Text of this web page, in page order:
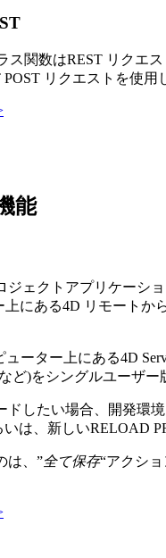
ス関数はREST リクエ
リクエストを使
能
ェクトアプリケーシ
上にある4D リモート
ューター上にある4D
ど)をシングルユーザ
したい場合、開発環
いは、新しいRELOAD
は、”全て保存“アクシ